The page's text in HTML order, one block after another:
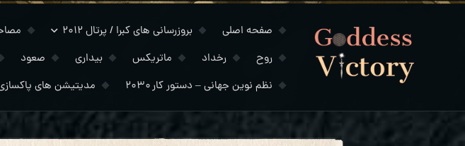
صفحه اصلی بروزرسانی های کبرا / پرتال ۲۰۱۲
روح
رخداد ماتریکس بیداری صعود
نظم نوین جهانی – دستور کار ۲۰۳۰
مدیتیشن های